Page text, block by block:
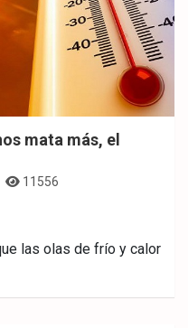
mata más, el
11556
las olas de frío y calor